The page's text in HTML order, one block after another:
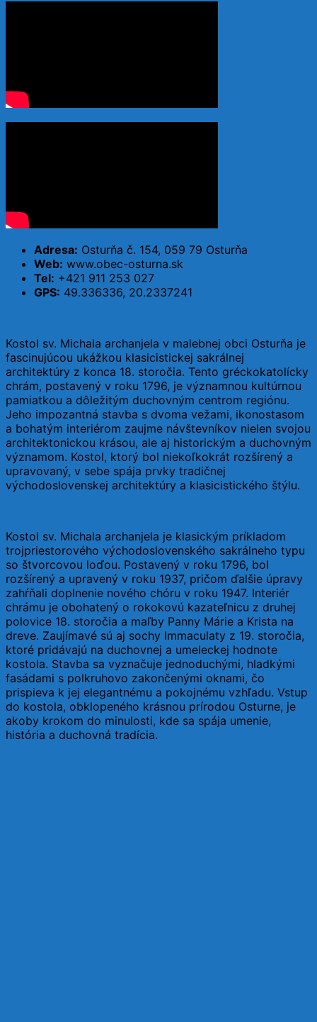
Adresa: Osturňa č. 154, 059 79 Osturňa
Web: www.obec-osturna.sk
Tel: +421 911 253 027
GPS: 49.336336, 20.2337241
Kostol sv. Michala archanjela v malebnej obci Osturňa je
fascinujúcou ukážkou klasicistickej sakrálnej
architektúry z konca 18. storočia. Tento gréckokatolícky
chrám, postavený v roku 1796, je významnou kultúrnou
pamiatkou a dôležitým duchovným centrom regiónu.
Jeho impozantná stavba s dvoma vežami, ikonostasom
a bohatým interiérom zaujme návštevníkov nielen svojou
architektonickou krásou, ale aj historickým a duchovným
významom. Kostol, ktorý bol niekoľkokrát rozšírený a
upravovaný, v sebe spája prvky tradičnej
východoslovenskej architektúry a klasicistického štýlu.
Kostol sv. Michala archanjela je klasickým príkladom
trojpriestorového východoslovenského sakrálneho typu
so štvorcovou loďou. Postavený v roku 1796, bol
rozšírený a upravený v roku 1937, pričom ďalšie úpravy
zahŕňali doplnenie nového chóru v roku 1947. Interiér
chrámu je obohatený o rokokovú kazateľnicu z druhej
polovice 18. storočia a maľby Panny Márie a Krista na
dreve. Zaujímavé sú aj sochy Immaculaty z 19. storočia,
ktoré pridávajú na duchovnej a umeleckej hodnote
kostola. Stavba sa vyznačuje jednoduchými, hladkými
fasádami s polkruhovo zakončenými oknami, čo
prispieva k jej elegantnému a pokojnému vzhľadu. Vstup
do kostola, obklopeného krásnou prírodou Osturne, je
akoby krokom do minulosti, kde sa spája umenie,
história a duchovná tradícia.